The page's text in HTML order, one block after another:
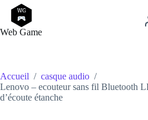
Passer
contenu
Web Game
Accueil / casque audio /
Lenovo – ecouteur sans fil Bluetooth
d’écoute étanche